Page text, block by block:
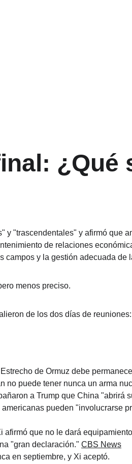
¿Qué
y "trascendentales" y afirmó que
de relaciones
campos y la gestión adecuada de
menos preciso.
de los dos días de reuniones:
de Ormuz debe
no puede tener nunca un arma
a Trump que China "abrirá
pueden "involucrarse
afirmó que no le dará
"gran declaración." CBS News
en septiembre, y Xi aceptó.